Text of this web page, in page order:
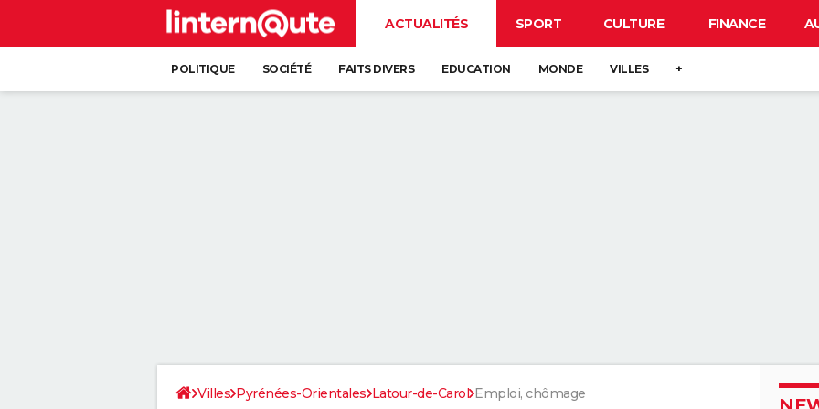
ACTUALITÉS SPORT CULTURE FINANCE
POLITIQUE SOCIÉTÉ FAITS DIVERS EDUCATION MONDE VILLES +
Villes Pyrénées-Orientales Latour-de-Carol Emploi, chômage